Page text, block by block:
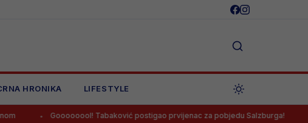
HRONIKA LIFESTYLE
Goooooool! Tabaković postigao prvijenac za pobjedu Salzburga! Salah